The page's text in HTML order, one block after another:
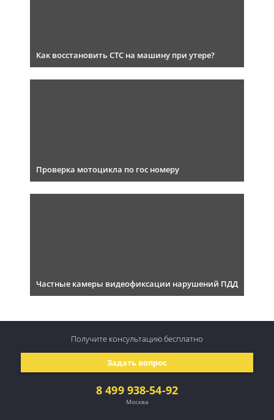
Как восстановить СТС на машину при утере?
Проверка мотоцикла по гос номеру
Частные камеры видеофиксации нарушений ПДД
8 499 938-54-92
Москва
Задать вопрос
Получите консультациюбесплатно